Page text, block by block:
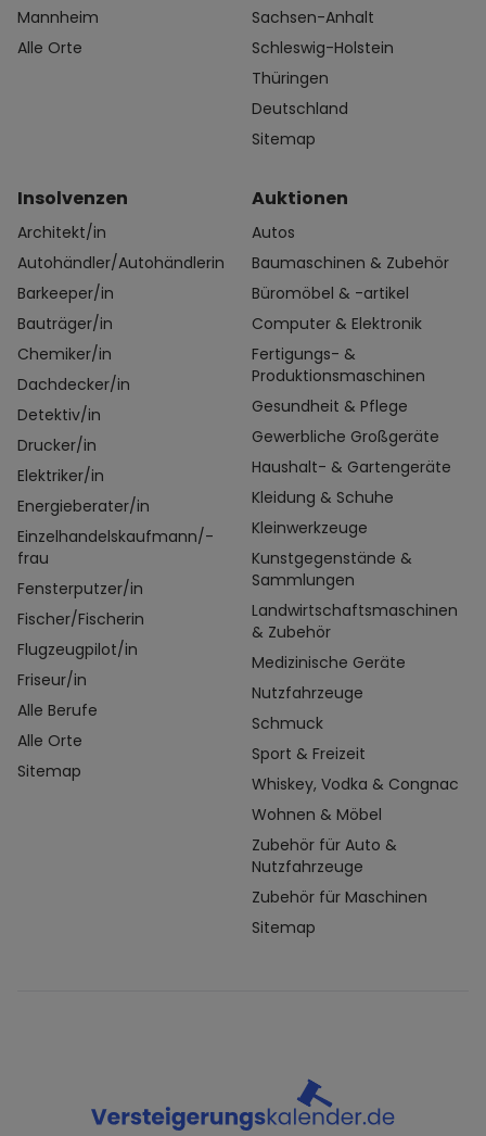
Mannheim
Alle Orte
Sachsen-Anhalt
Schleswig-Holstein
Thüringen
Deutschland
Sitemap
Insolvenzen
Architekt/in
Autohändler/Autohändlerin
Barkeeper/in
Bauträger/in
Chemiker/in
Dachdecker/in
Detektiv/in
Drucker/in
Elektriker/in
Energieberater/in
Einzelhandelskaufmann/-
frau
Fensterputzer/in
Fischer/Fischerin
Flugzeugpilot/in
Friseur/in
Alle Berufe
Alle Orte
Sitemap
Auktionen
Autos
Baumaschinen & Zubehör
Büromöbel & -artikel
Computer & Elektronik
Fertigungs- &
Produktionsmaschinen
Gesundheit & Pflege
Gewerbliche Großgeräte
Haushalt- & Gartengeräte
Kleidung & Schuhe
Kleinwerkzeuge
Kunstgegenstände &
Sammlungen
Landwirtschaftsmaschinen
& Zubehör
Medizinische Geräte
Nutzfahrzeuge
Schmuck
Sport & Freizeit
Whiskey, Vodka & Congnac
Wohnen & Möbel
Zubehör für Auto &
Nutzfahrzeuge
Zubehör für Maschinen
Sitemap